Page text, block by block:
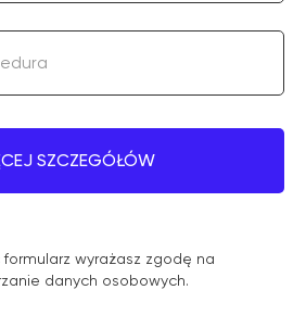
SZCZEGÓŁÓW
formularz wyrażasz zgodę na
danych osobowych.